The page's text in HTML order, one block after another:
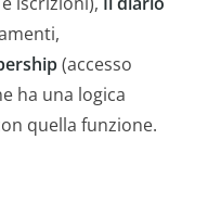
(accesso
ha una logica
quella funzione.